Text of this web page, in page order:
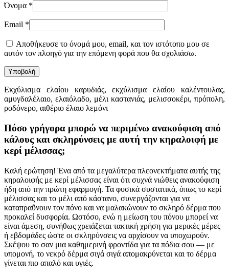
Όνομα *
Email *
Αποθήκευσε το όνομά μου, email, και τον ιστότοπο μου σε
αυτόν τον πλοηγό για την επόμενη φορά που θα σχολιάσω.
Εκχύλισμα ελαίου καρυδιάς, εκχύλισμα ελαίου καλέντουλας,
αμυγδαλέλαιο, ελαιόλαδο, μέλι καστανιάς, μελισσοκέρι, πρόπολη,
ροδόνερο, αιθέριο έλαιο λεμόνι
Πόσο γρήγορα μπορώ να περιμένω ανακούφιση από
κάλους και σκληρύνσεις με αυτή την κηραλοιφή με
κερί μέλισσας;
Καλή ερώτηση! Ένα από τα μεγαλύτερα πλεονεκτήματα αυτής της
κηραλοιφής με κερί μέλισσας είναι ότι συχνά νιώθεις ανακούφιση
ήδη από την πρώτη εφαρμογή. Τα φυσικά συστατικά, όπως το κερί
μέλισσας και το μέλι από κάστανο, συνεργάζονται για να
καταπραΰνουν τον πόνο και να μαλακώνουν το σκληρό δέρμα που
προκαλεί δυσφορία. Ωστόσο, ενώ η μείωση του πόνου μπορεί να
είναι άμεση, συνήθως χρειάζεται τακτική χρήση για μερικές μέρες
ή εβδομάδες ώστε οι σκληρύνσεις να αρχίσουν να υποχωρούν.
Σκέψου το σαν μια καθημερινή φροντίδα για τα πόδια σου — με
υπομονή, το νεκρό δέρμα σιγά σιγά απομακρύνεται και το δέρμα
γίνεται πιο απαλό και υγιές.